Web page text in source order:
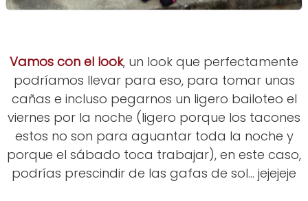
Vamos con el look, un look que perfectamente
podríamos llevar para eso, para tomar unas
cañas e incluso pegarnos un ligero bailoteo el
viernes por la noche (ligero porque los tacones
estos no son para aguantar toda la noche y
porque el sábado toca trabajar), en este caso,
podrías prescindir de las gafas de sol... jejejeje